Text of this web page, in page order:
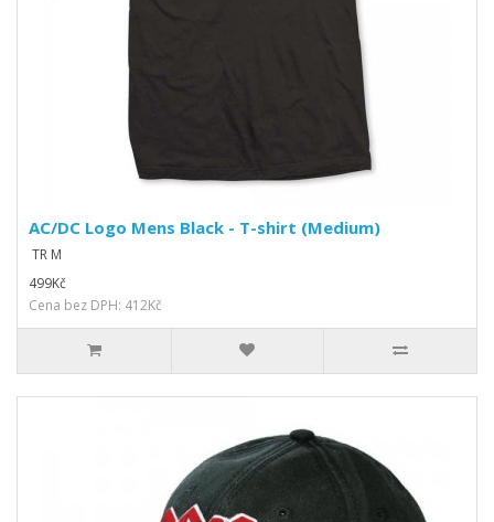
AC/DC Logo Mens Black - T-shirt (Medium)
TR M
499Kč
Cena bez DPH: 412Kč